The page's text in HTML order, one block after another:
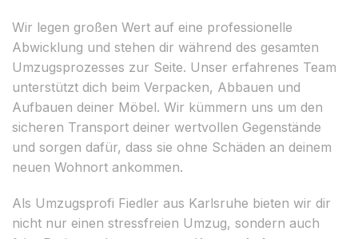
Wir legen großen Wert auf eine professionelle
Abwicklung und stehen dir während des gesamten
Umzugsprozesses zur Seite. Unser erfahrenes Team
unterstützt dich beim Verpacken, Abbauen und
Aufbauen deiner Möbel. Wir kümmern uns um den
sicheren Transport deiner wertvollen Gegenstände
und sorgen dafür, dass sie ohne Schäden an deinem
neuen Wohnort ankommen.
Als Umzugsprofi Fiedler aus Karlsruhe bieten wir dir
nicht nur einen stressfreien Umzug, sondern auch